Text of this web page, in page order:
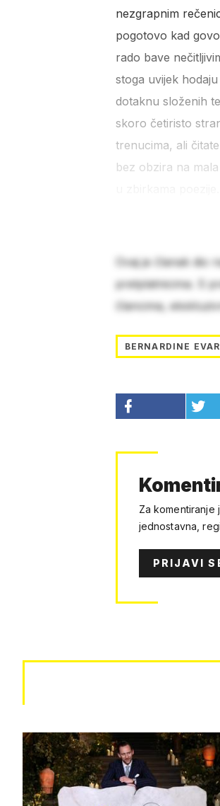
nezgrapnim
pogotovo kad
rado bave
stoga uvijek
dotaknu složenih
skoro četiristo
trenucima, ali
bez obzira na
Ovaj je članak dio
pretplatnicima. S
člancima,
BERNARDINE
Za komentiranje
jednostavna,
PRIJAVI